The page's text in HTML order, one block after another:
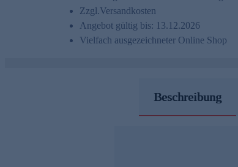
Zzgl.Versandkosten
Angebot gültig bis: 13.12.2026
Vielfach ausgezeichneter Online Shop
Beschreibung